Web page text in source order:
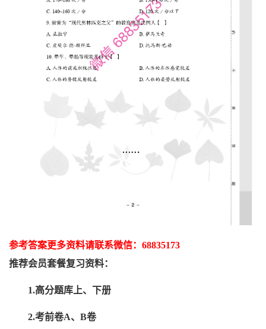
参考答案更多资料请联系微信： 68835173
推荐会员套餐复习资料：
1.高分题库上、下册
2.考前卷A、B卷